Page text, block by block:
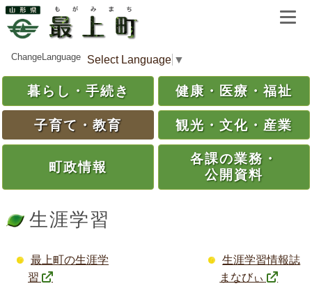
ChangeLanguage Select Language ▼
暮らし・ 手続き 健康・ 医療・福祉
子育て・ 教育 観光・ 文化・ 産業
町政情報
各課の業務・
公開資料
生涯学習
最上町の生涯学
習
生涯学習情報誌
まなびぃ